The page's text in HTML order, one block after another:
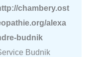
chambery.ost
alexa
budnik
Budnik